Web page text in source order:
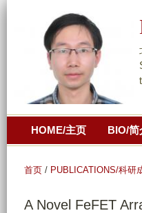
HOME/主页 BIO/简
首页 / PUBLICATIONS/科研
A Novel FeFET